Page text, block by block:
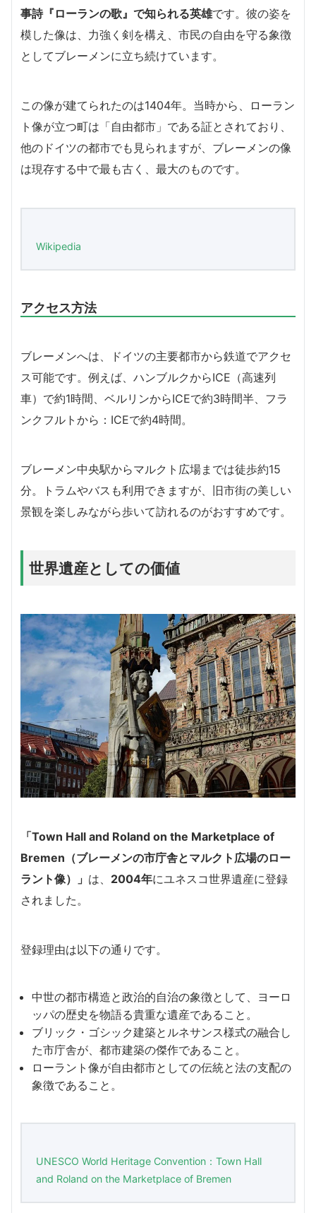
事詩『ローランの歌』で知られる英雄です。彼の姿を
模した像は、力強く剣を構え、市民の自由を守る象徴
としてブレーメンに立ち続けています。
この像が建てられたのは1404年。当時から、ローラン
ト像が立つ町は「自由都市」である証とされており、
他のドイツの都市でも見られますが、ブレーメンの像
は現存する中で最も古く、最大のものです。
Wikipedia
アクセス方法
ブレーメンへは、ドイツの主要都市から鉄道でアクセ
ス可能です。例えば、ハンブルクからICE（高速列
車）で約1時間、ベルリンからICEで約3時間半、フラ
ンクフルトから：ICEで約4時間。
ブレーメン中央駅からマルクト広場までは徒歩約15
分。トラムやバスも利用できますが、旧市街の美しい
景観を楽しみながら歩いて訪れるのがおすすめです。
世界遺産としての価値
「Town Hall and Roland on the Marketplace of
Bremen（ブレーメンの市庁舎とマルクト広場のロー
ラント像）」 は、 2004年にユネスコ世界遺産に登録
されました。
登録理由は以下の通りです。
中世の都市構造と政治的自治の象徴として、ヨーロ
ッパの歴史を物語る貴重な遺産であること。
ブリック・ゴシック建築とルネサンス様式の融合し
た市庁舎が、都市建築の傑作であること。
ローラント像が自由都市としての伝統と法の支配の
象徴であること。
UNESCO World Heritage Convention：Town Hall
and Roland on the Marketplace of Bremen